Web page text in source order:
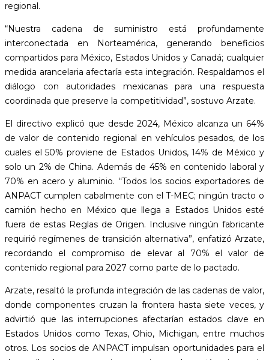
regional.
“Nuestra cadena de suministro está profundamente
interconectada en Norteamérica, generando beneficios
compartidos para México, Estados Unidos y Canadá; cualquier
medida arancelaria afectaría esta integración. Respaldamos el
diálogo con autoridades mexicanas para una respuesta
coordinada que preserve la competitividad”, sostuvo Arzate.
El directivo explicó que desde 2024, México alcanza un 64%
de valor de contenido regional en vehículos pesados, de los
cuales el 50% proviene de Estados Unidos, 14% de México y
solo un 2% de China. Además de 45% en contenido laboral y
70% en acero y aluminio. “Todos los socios exportadores de
ANPACT cumplen cabalmente con el T-MEC; ningún tracto o
camión hecho en México que llega a Estados Unidos esté
fuera de estas Reglas de Origen. Inclusive ningún fabricante
requirió regímenes de transición alternativa”, enfatizó Arzate,
recordando el compromiso de elevar al 70% el valor de
contenido regional para 2027 como parte de lo pactado.
Arzate, resaltó la profunda integración de las cadenas de valor,
donde componentes cruzan la frontera hasta siete veces, y
advirtió que las interrupciones afectarían estados clave en
Estados Unidos como Texas, Ohio, Michigan, entre muchos
otros. Los socios de ANPACT impulsan oportunidades para el